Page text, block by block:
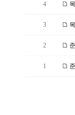
4
3
2
1